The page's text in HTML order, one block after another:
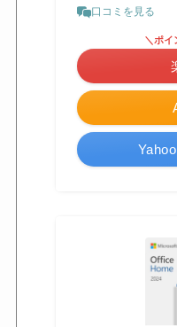
口コミを見る
＼ポイ